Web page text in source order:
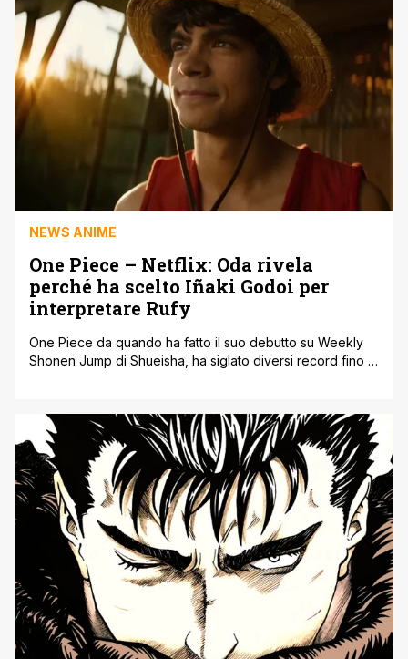
culminanti diventati poi iconici. [']
NEWS ANIME
One Piece – Netflix: Oda rivela
perché ha scelto Iñaki Godoi per
interpretare Rufy
One Piece da quando ha fatto il suo debutto su Weekly
Shonen Jump di Shueisha, ha siglato diversi record fino a
Oda, il mangaka che si occupa delle scrittura e del
disegno del manga da [']